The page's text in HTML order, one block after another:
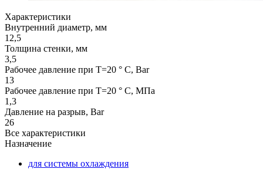
Характеристики
Внутренний диаметр, мм
12,5
Толщина стенки, мм
3,5
Рабочее давление при T=20 ° С, Bar
13
Рабочее давление при T=20 ° С, МПа
1,3
Давление на разрыв, Bar
26
Все характеристики
Назначение
для системы охлаждения